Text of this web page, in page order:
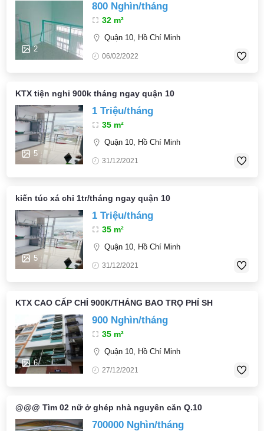
2
800 Nghìn/tháng
32 m²
Quận 10, Hồ Chí Minh
06/02/2022
KTX tiện nghi 900k tháng ngay quận 10
5
1 Triệu/tháng
35 m²
Quận 10, Hồ Chí Minh
31/12/2021
kiến túc xá chỉ 1tr/tháng ngay quận 10
5
1 Triệu/tháng
35 m²
Quận 10, Hồ Chí Minh
31/12/2021
KTX CAO CẤP CHỈ 900K/THÁNG BAO TRỌ PHÍ SH
6
900 Nghìn/tháng
35 m²
Quận 10, Hồ Chí Minh
27/12/2021
@@@ Tìm 02 nữ ở ghép nhà nguyên căn Q.10
700000 Nghìn/tháng